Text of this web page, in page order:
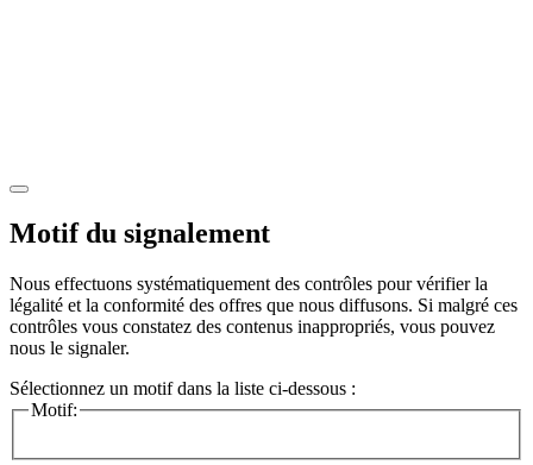
Motif du signalement
Nous effectuons systématiquement des contrôles pour vérifier la
légalité et la conformité des offres que nous diffusons. Si malgré ces
contrôles vous constatez des contenus inappropriés, vous pouvez
nous le signaler.
Sélectionnez un motif dans la liste ci-dessous :
Motif: